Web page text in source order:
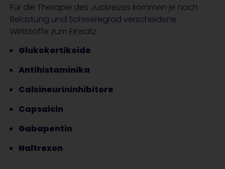
Für die Therapie des Juckreizes kommen je nach
Belastung und Schweregrad verschiedene
Wirkstoffe zum Einsatz:
Glukokortikoide
Antihistaminika
Calcineurininhibitore
Capsaicin
Gabapentin
Naltrexon